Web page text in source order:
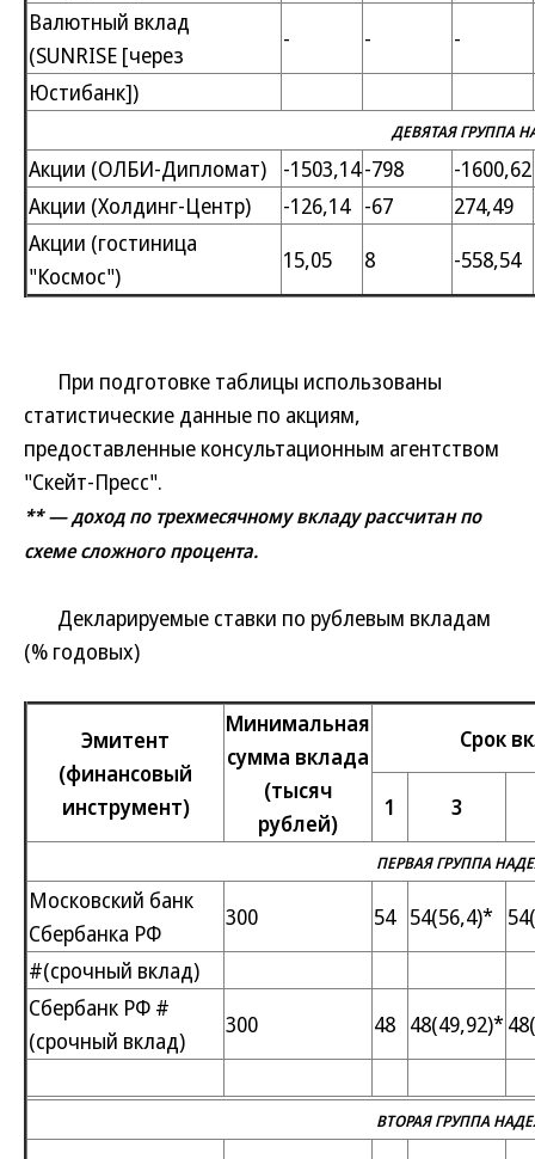
Валютный вклад
(SUNRISE [через
- -
-
Юстибанк])
ДЕВЯТАЯ ГРУППА
Акции (ОЛБИ-Дипломат) -1503,14-798
-1600,62
Акции (Холдинг-Центр)
-126,14 -67
274,49
Акции (гостиница
"Космос")
15,05 8 -558,54
При подготовке таблицы использованы
статистические данные по акциям,
предоставленные консультационным агентством
"Скейт-Пресс".
** — доход по трехмесячному вкладу рассчитан по
схеме сложного процента.
Декларируемые ставки по рублевым вкладам
(% годовых)
Эмитент
(финансовый
инструмент)
Минимальная
сумма вклада
(тысяч
рублей)
Срок
1 3
ПЕРВАЯ ГРУППА
Московский банк
Сбербанка РФ
300 54 54(56,4)*
#(срочный вклад)
Сбербанк РФ #
(срочный вклад)
300 48 48(49,92)*
ВТОРАЯ ГРУППА